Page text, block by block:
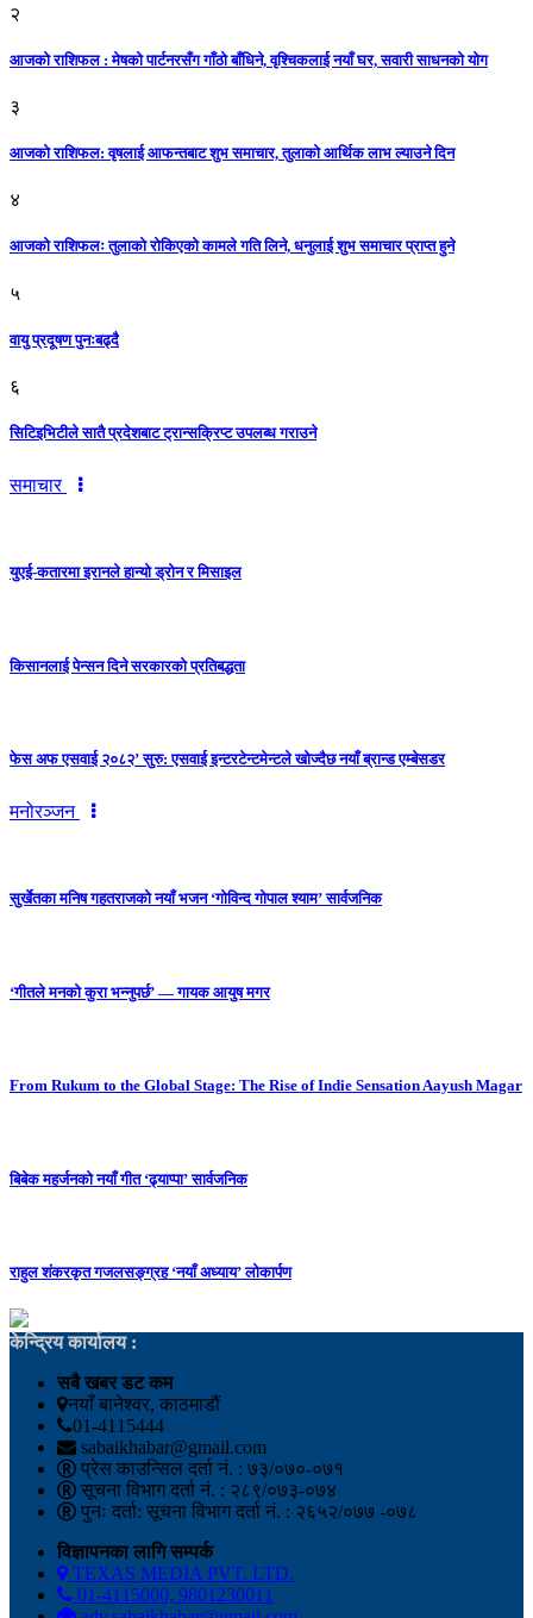
२
आजको राशिफल : मेषको पार्टनरसँग गाँठो बाँधिने, वृश्चिकलाई नयाँ घर, सवारी साधनकाे याेग
३
आजकाे राशिफल: वृषलाई आफन्तबाट शुभ समाचार, तुलाकाे आर्थिक लाभ ल्याउने दिन
४
आजको राशिफलः तुलाकाे रोकिएको कामले गति लिने, धनुलाई शुभ समाचार प्राप्त हुने
५
वायु प्रदूषण पुनःबढ्दै
६
सिटिइभिटीले सातै प्रदेशबाट ट्रान्सक्रिप्ट उपलब्ध गराउने
समाचार
युएई-कतारमा इरानले हान्यो ड्रोन र मिसाइल
किसानलाई पेन्सन दिने सरकारको प्रतिबद्धता
फेस अफ एसवाई २०८२’ सुरु: एसवाई इन्टरटेन्टमेन्टले खोज्दैछ नयाँ ब्रान्ड एम्बेसडर
मनोरञ्जन
सुर्खेतका मनिष गहतराजको नयाँ भजन ‘गोविन्द गोपाल श्याम’ सार्वजनिक
‘गीतले मनको कुरा भन्नुपर्छ’ — गायक आयुष मगर
From Rukum to the Global Stage: The Rise of Indie Sensation Aayush Magar
बिबेक महर्जनको नयाँ गीत ‘ढ्याप्पा’ सार्वजनिक
राहुल शंकरकृत गजलसङ्ग्रह ‘नयाँ अध्याय’ लोकार्पण
केन्द्रिय कार्यालय :
सबै खबर डट कम
नयाँ बानेश्वर, काठमाडौं
01-4115444
sabaikhabar@gmail.com
प्रेस काउन्सिल दर्ता नं. : ७३/०७०-०७१
सूचना विभाग दर्ता नं. : २८९/०७३-०७४
पुनः दर्ता: सूचना विभाग दर्ता नं. : २६५२/०७७ -०७८
विज्ञापनका लागि सम्पर्क
TEXAS MEDIA PVT. LTD.
01-4115000, 9801230011